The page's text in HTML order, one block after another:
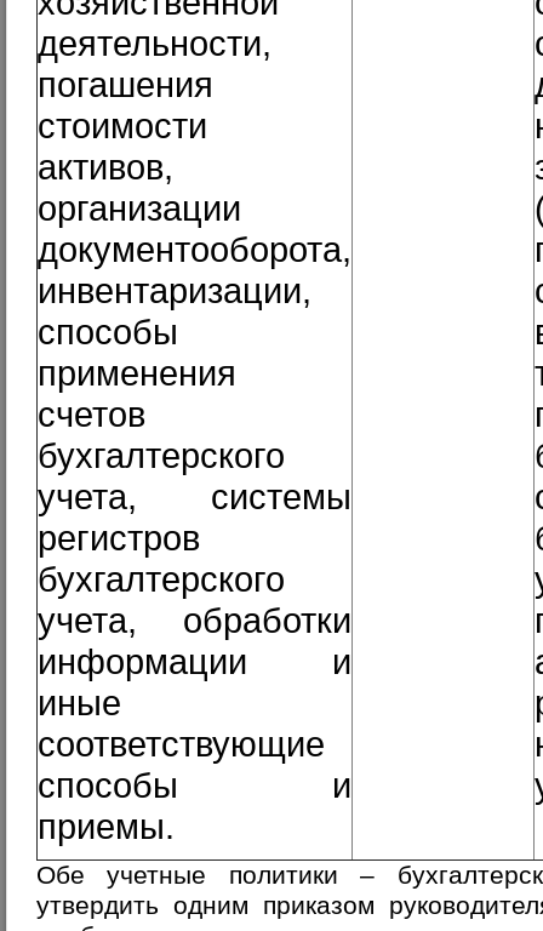
деятельности,
погашения
стоимости
активов,
организации
документооборота,
инвентаризации,
способы
применения
счетов
бухгалтерского
учета, системы
регистров
бухгалтерского
учета, обработки
информации и
иные
соответствующие
способы и
приемы.
Обе учетные политики –
утвердить одним приказом